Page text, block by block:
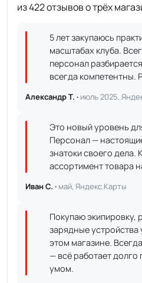
из 422 отзывов о трёх
5 лет закупаюсь
масштабах клуба.
персонал
всегда компетентны.
Александр Т. · июль 2025,
Это новый уровень
Персонал —
знатоки своего дела.
ассортимент товара
Иван С. · май, Яндекс.Карты
Покупаю экипировку,
зарядные устройства
этом магазине.
— всё работает долго
умом.